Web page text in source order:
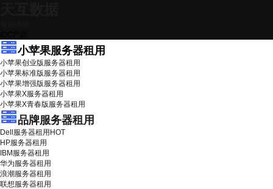
小苹果服务器租用
小苹果创业版服务器租用
小苹果标准版服务器租用
小苹果增强版服务器租用
小苹果X服务器租用
小苹果X青春版服务器租用
品牌服务器租用
Dell服务器租用 HOT
HP服务器租用
IBM服务器租用
华为服务器租用
浪潮服务器租用
联想服务器租用